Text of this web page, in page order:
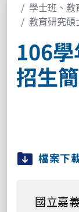
學士班、
教育研究碩
106
招生
檔案下
國立嘉